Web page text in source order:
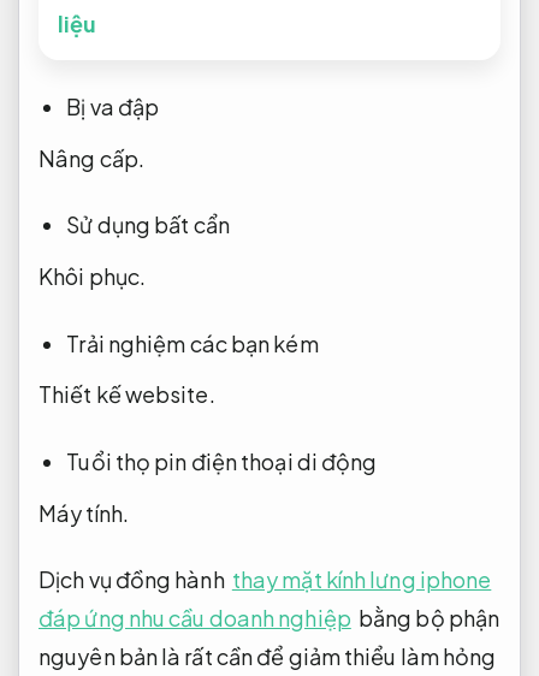
liệu
Bị va đập
Nâng cấp.
Sử dụng bất cẩn
Khôi phục.
Trải nghiệm các bạn kém
Thiết kế website.
Tuổi thọ pin điện thoại di động
Máy tính.
Dịch vụ đồng hành thay mặt kính lưng iphone
đáp ứng nhu cầu doanh nghiệp bằng bộ phận
nguyên bản là rất cần để giảm thiểu làm hỏng